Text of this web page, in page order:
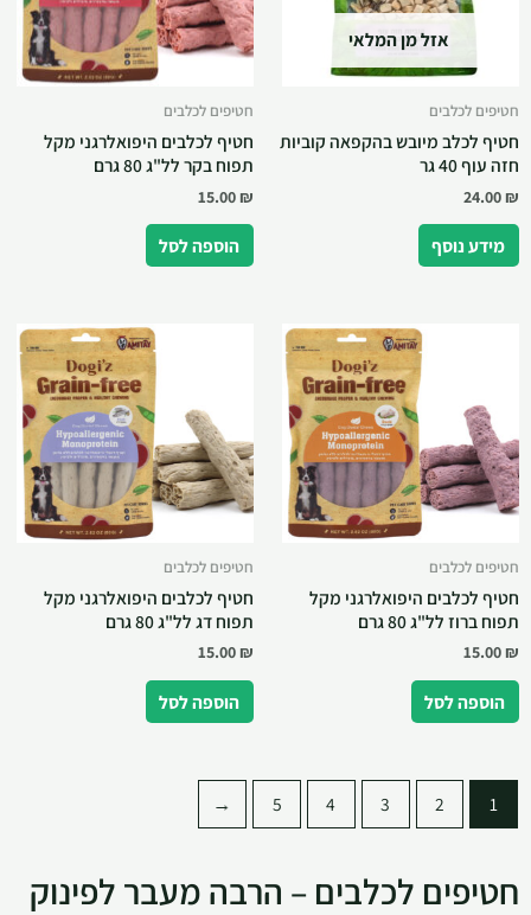
אזל מן המלאי
חטיפים לכלבים
חטיף לכלב מיובש בהקפאה קוביות
חזה עוף 40 גר
24.00₪
מידע נוסף
חטיפים לכלבים
חטיף לכלבים היפואלרגני מקל
תפוח בקר לל"ג 80 גרם
15.00₪
הוספה לסל
חטיפים לכלבים
חטיף לכלבים היפואלרגני מקל
תפוח ברוז לל"ג 80 גרם
15.00₪
הוספה לסל
חטיפים לכלבים
חטיף לכלבים היפואלרגני מקל
תפוח דג לל"ג 80 גרם
15.00₪
הוספה לסל
1
2
3
4
5
←
חטיפים לכלבים – הרבה מעבר לפינוק